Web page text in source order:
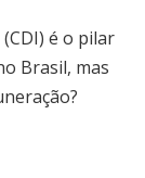
é o pilar
Brasil, mas